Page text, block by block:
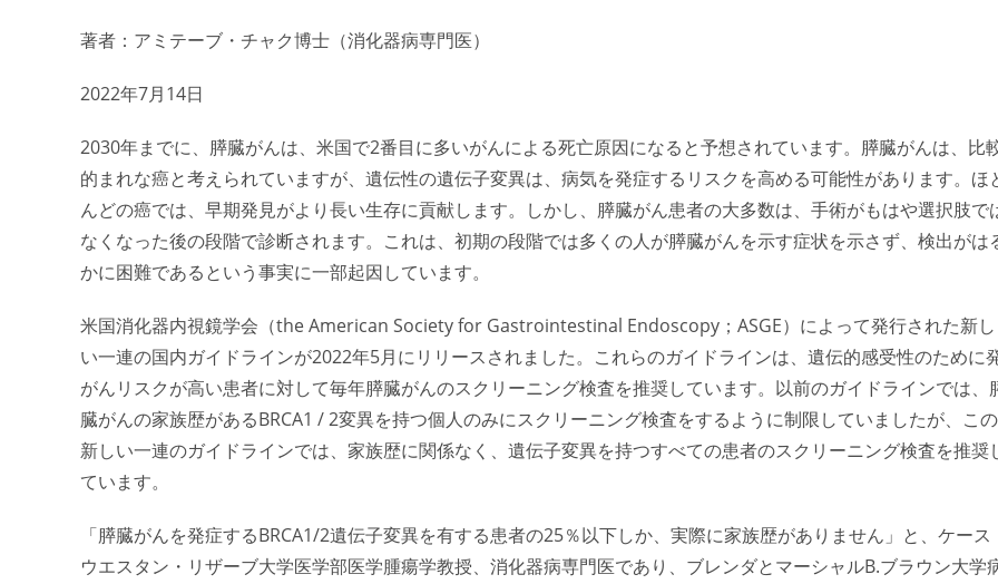
著者：アミテーブ・チャク博士（消化器病専門医）
2022年7月14日
2030年までに、膵臓がんは、米国で2番目に多いがんによる死亡原因になると予想されています。膵臓がんは、比
的まれな癌と考えられていますが、遺伝性の遺伝子変異は、病気を発症するリスクを高める可能性があります。ほ
んどの癌では、早期発見がより長い生存に貢献します。しかし、膵臓がん患者の大多数は、手術がもはや選択肢で
なくなった後の段階で診断されます。これは、初期の段階では多くの人が膵臓がんを示す症状を示さず、検出がは
かに困難であるという事実に一部起因しています。
米国消化器内視鏡学会（the American Society for Gastrointestinal Endoscopy；ASGE）によって発行された新し
い一連の国内ガイドラインが2022年5月にリリースされました。これらのガイドラインは、遺伝的感受性のために
がんリスクが高い患者に対して毎年膵臓がんのスクリーニング検査を推奨しています。以前のガイドラインでは、
臓がんの家族歴があるBRCA1 / 2変異を持つ個人のみにスクリーニング検査をするように制限していましたが、この
新しい一連のガイドラインでは、家族歴に関係なく、遺伝子変異を持つすべての患者のスクリーニング検査を推奨
ています。
「膵臓がんを発症するBRCA1/2遺伝子変異を有する患者の25％以下しか、実際に家族歴がありません」と、ケース
ウエスタン・リザーブ大学医学部医学腫瘍学教授、消化器病専門医であり、ブレンダとマーシャルB.ブラウン大学